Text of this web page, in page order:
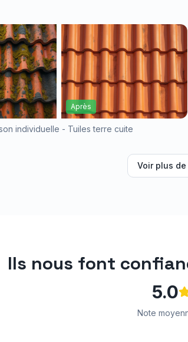
Après
individuelle - Tuiles terre cuite
Voir plus
Ils nous font
5.0
Note